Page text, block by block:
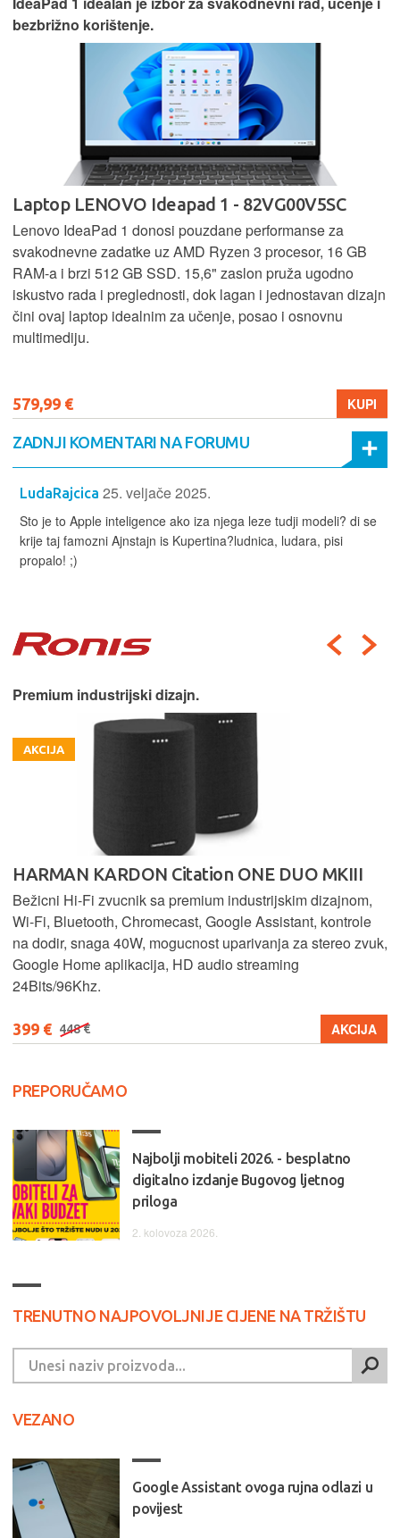
bezbrižno korištenje.
Laptop LENOVO Ideapad 1 - 82VG00V5SC
Lenovo IdeaPad 1 donosi pouzdane performanse za
svakodnevne zadatke uz AMD Ryzen 3 procesor, 16 GB
RAM-a i brzi 512 GB SSD. 15,6" zaslon pruža ugodno
iskustvo rada i preglednosti, dok lagan i jednostavan dizajn
čini ovaj laptop idealnim za učenje, posao i osnovnu
multimediju.
579,99 € KUPI
ZADNJI KOMENTARI NA FORUMU
LudaRajcica 25. veljače 2025.
Sto je to Apple inteligence ako iza njega leze tudji modeli? di se
krije taj famozni Ajnstajn is Kupertina?ludnica, ludara, pisi
propalo! ;)
Premium industrijski dizajn.
AKCIJA
HARMAN KARDON Citation ONE DUO MKIII
Bežicni Hi-Fi zvucnik sa premium industrijskim dizajnom,
Wi-Fi, Bluetooth, Chromecast, Google Assistant, kontrole
na dodir, snaga 40W, mogucnost uparivanja za stereo zvuk,
Google Home aplikacija, HD audio streaming
24Bits/96Khz.
399 € 448 € AKCIJA
PREPORUČAMO
Najbolji mobiteli 2026. - besplatno
digitalno izdanje Bugovog ljetnog
priloga
2. kolovoza 2026.
TRENUTNO NAJPOVOLJNIJE CIJENE NA TRŽIŠTU
VEZANO
Google Assistant ovoga rujna odlazi u
povijest